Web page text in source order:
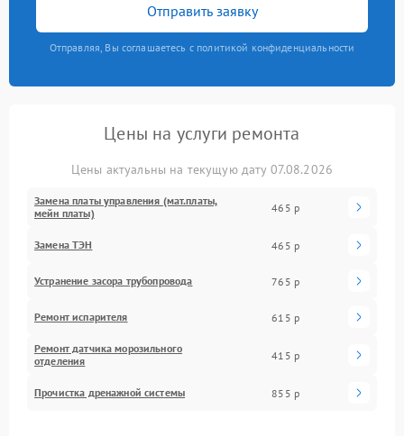
Отправить заявку
Отправляя, Вы соглашаетесь с политикой конфиденциальности
Цены на услуги ремонта
Цены актуальны на текущую дату 07.08.2026
Замена платы управления (мат.платы,
мейн платы)
465 р
Замена ТЭН 465 р
Устранение засора трубопровода 765 р
Ремонт испарителя 615 р
Ремонт датчика морозильного
отделения
415 р
Прочистка дренажной системы 855 р